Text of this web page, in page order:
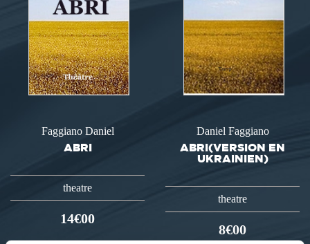
Faggiano Daniel
ABRI
theatre
14€00
Daniel Faggiano
ABRI(VERSION EN
UKRAINIEN)
theatre
8€00